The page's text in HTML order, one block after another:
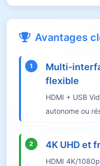
Avantages
1
Multi-
flexible
HDMI + USB
autonome ou
2 4K UHD et
HDMI 4K/